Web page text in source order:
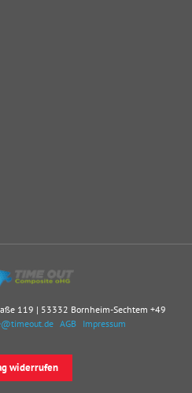
119 | 53332 Bornheim-Sechtem +49
AGB Impressum
widerrufen